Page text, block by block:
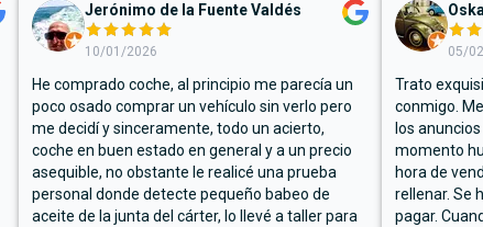
Jerónimo de la Fuente Valdés
10/01/2026
He comprado coche, al principio me parecía un
poco osado comprar un vehículo sin verlo pero
me decidí y sinceramente, todo un acierto,
coche en buen estado en general y a un precio
asequible, no obstante le realicé una prueba
personal donde detecte pequeño babeo de
aceite de la junta del cárter, lo llevé a taller para
05/
Trato
conmigo.
los
momento
hora de
rellenar. Se
pagar.